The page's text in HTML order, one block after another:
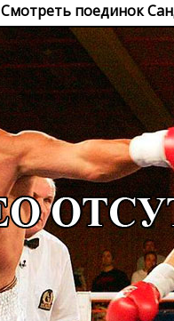
Смотреть поединок